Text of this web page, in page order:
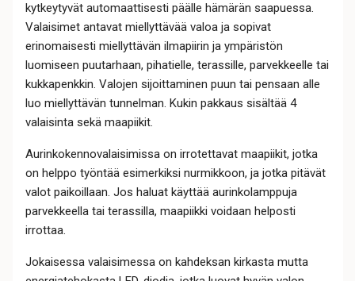
kytkeytyvät automaattisesti päälle hämärän saapuessa.
Valaisimet antavat miellyttävää valoa ja sopivat
erinomaisesti miellyttävän ilmapiirin ja ympäristön
luomiseen puutarhaan, pihatielle, terassille, parvekkeelle tai
kukkapenkkin. Valojen sijoittaminen puun tai pensaan alle
luo miellyttävän tunnelman. Kukin pakkaus sisältää 4
valaisinta sekä maapiikit.
Aurinkokennovalaisimissa on irrotettavat maapiikit, jotka
on helppo työntää esimerkiksi nurmikkoon, ja jotka pitävät
valot paikoillaan. Jos haluat käyttää aurinkolamppuja
parvekkeella tai terassilla, maapiikki voidaan helposti
irrottaa.
Jokaisessa valaisimessa on kahdeksan kirkasta mutta